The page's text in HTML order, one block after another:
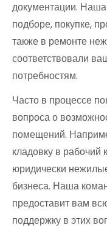
документации.
подборе, покупке,
также в ремонте
соответствовали
потребностям.
Часто в процессе
вопроса о
помещений.
кладовку в рабочий
юридически
бизнеса. Наша
предоставит вам
поддержку в этих